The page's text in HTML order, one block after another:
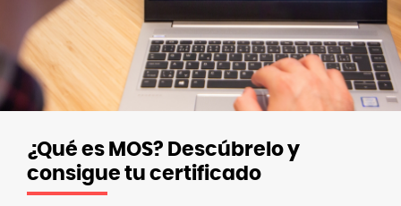
¿Qué es MOS? Descúbrelo y
consigue tu certificado